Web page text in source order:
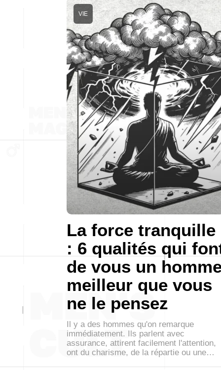
La force tranquille
: 6 qualités qui
de vous un
meilleur que vous
ne le pensez
VIE
Il y a des hommes qu'on remarque
immédiatement. Ils parlent avec
assurance, attirent facilement l'attention,
ont du charisme, de la répartie ou une…